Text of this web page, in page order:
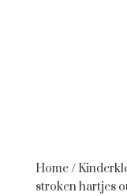
Home/
stroken hartjes